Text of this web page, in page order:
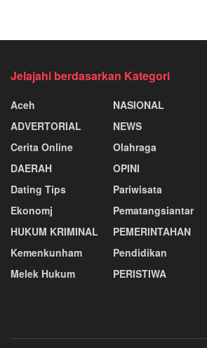
Jelajahi berdasarkan Kategori
Aceh
ADVERTORIAL
Cerita Online
DAERAH
Dating Tips
Ekonomj
HUKUM KRIMINAL
Kemenkunham
Melek Hukum
NASIONAL
NEWS
Olahraga
OPINI
Pariwisata
Pematangsiantar
PEMERINTAHAN
Pendidikan
PERISTIWA